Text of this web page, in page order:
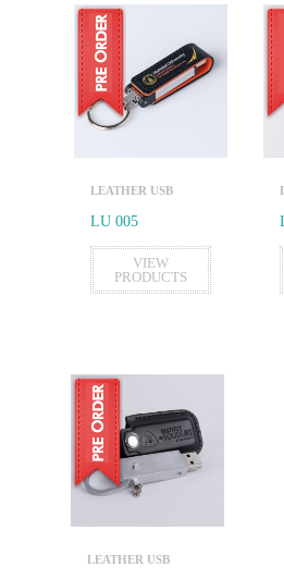
LEATHER USB
LU 005
VIEW
PRODUCTS
LEATHER USB